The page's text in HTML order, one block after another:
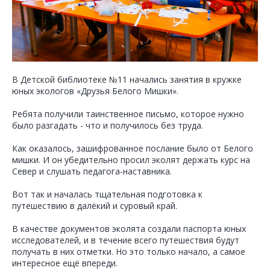
В Детской библиотеке №11 начались занятия в кружке
юных экологов «Друзья Белого Мишки».
Ребята получили таинственное письмо, которое нужно
было разгадать - что и получилось без труда.
Как оказалось, зашифрованное послание было от Белого
мишки. И он убедительно просил эколят держать курс на
Север и слушать педагога-наставника.
Вот так и началась тщательная подготовка к
путешествию в далёкий и суровый край.
В качестве документов эколята создали паспорта юных
исследователей, и в течение всего путешествия будут
получать в них отметки. Но это только начало, а самое
интересное ещё впереди.